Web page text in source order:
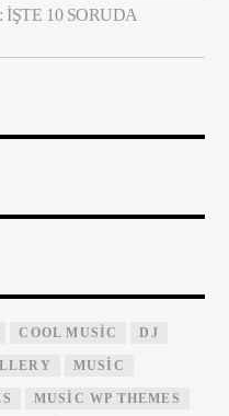
10 SORUDA
COOL MUSIC DJ
MUSIC
MUSIC WP THEMES